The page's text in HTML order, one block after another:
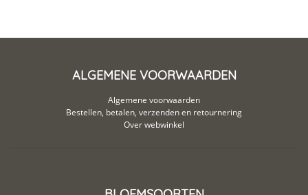
ALGEMENE VOORWAARDEN
Algemene voorwaarden
Bestellen, betalen, verzenden en retournering
Over webwinkel